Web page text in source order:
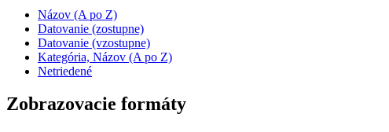
Názov (A po Z)
Datovanie (zostupne)
Datovanie (vzostupne)
Kategória, Názov (A po Z)
Netriedené
Zobrazovacie formáty